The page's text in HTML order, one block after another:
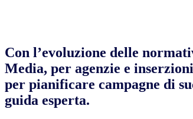
Con l’evoluzione delle
Media, per agenzie e
per pianificare campagne di
guida esperta.